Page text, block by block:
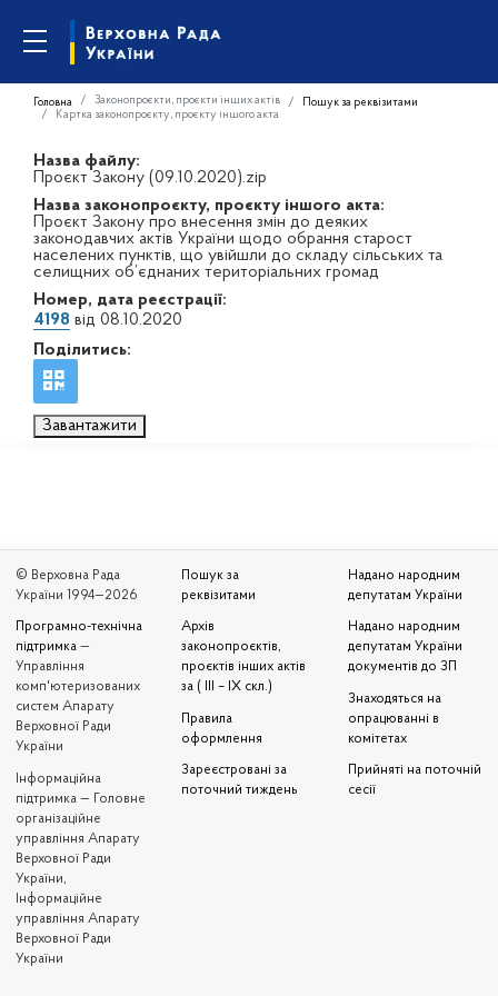
Головна Законопроєкти, проєкти інших актів
Пошук за реквізитами
Картка законопроєкту, проєкту іншого акта
Назва файлу:
Проєкт Закону (09.10.2020).zip
Назва законопроєкту, проєкту іншого акта:
Проєкт Закону про внесення змін до деяких
законодавчих актів України щодо обрання старост
населених пунктів, що увійшли до складу сільських та
селищних об’єднаних територіальних громад
Номер, дата реєстрації:
4198 від 08.10.2020
Поділитись:
Завантажити
© Верховна Рада
України 1994—2026
Програмно-технічна
підтримка —
Управління
комп'ютеризованих
систем Апарату
Верховної Ради
України
Iнформаційна
підтримка — Головне
організаційне
управління Апарату
Верховної Ради
України,
Інформаційне
управління Апарату
Верховної Ради
України
Пошук за
реквізитами
Архів
законопроєктів,
проєктів інших актів
за ( III – IX скл.)
Правила
оформлення
Зареєстровані за
поточний тиждень
Надано народним
депутатам України
Надано народним
депутатам України
документів до ЗП
Знаходяться на
опрацюванні в
комітетах
Прийняті на поточній
сесії